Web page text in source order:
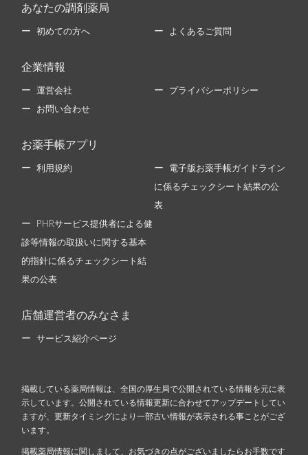
あなたの調剤薬局
初めての方へ よくあるご質問
企業情報
運営会社 プライバシーポリシー
お問い合わせ
お薬手帳アプリ
利用規約 電子版お薬手帳ガイドライン
に係るチェックシート結果の公
表
PHRサービス提供者による健
診等情報の取扱いに関する基本
的指針に係るチェックシート結
果の公表
店舗運営者のみなさま
サービス紹介ページ
掲載している薬局情報は、全国の厚生局で公開されている情報を元に表
示しています。公開されている情報更新に合わせてアップデートしてい
ますが、更新タイミングにより一部古い情報が表示される事ことがござ
います。
掲載薬局情報に関しまして、お気づきの点がございましたらお手数です